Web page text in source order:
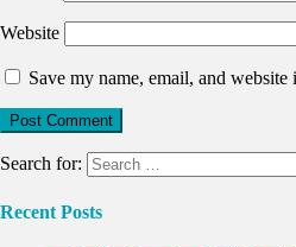
Website
Save my name, email, and
Search for:
Recent Posts